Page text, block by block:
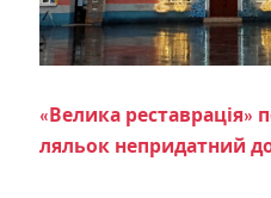
«Велика
ляльок непридатний до